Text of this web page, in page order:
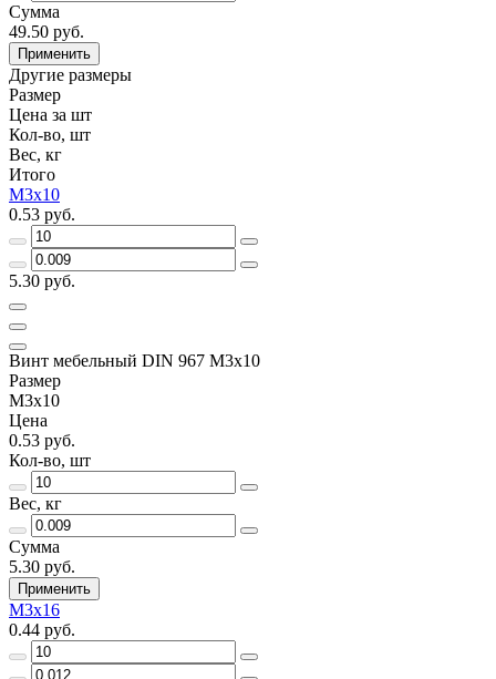
Сумма
49.50 руб.
Применить
Другие размеры
Размер
Цена за шт
Кол-во, шт
Вес, кг
Итого
M3х10
0.53 руб.
5.30 руб.
Винт мебельный DIN 967 M3х10
Размер
M3х10
Цена
0.53 руб.
Кол-во, шт
Вес, кг
Сумма
5.30 руб.
Применить
М3х16
0.44 руб.